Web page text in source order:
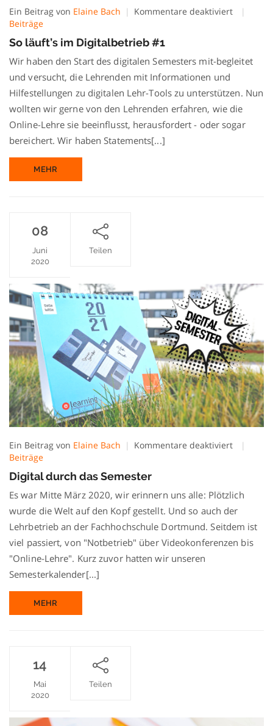
Ein Beitrag von Elaine Bach Kommentare deaktiviertfür
Beiträge
So läuft’s im Digitalbetrieb #1
Wir haben den Start des digitalen Semesters mit-begleitet
und versucht, die Lehrenden mit Informationen und
Hilfestellungen zu digitalen Lehr-Tools zu unterstützen. Nun
wollten wir gerne von den Lehrenden erfahren, wie die
Online-Lehre sie beeinflusst, herausfordert - oder sogar
bereichert. Wir haben Statements[...]
MEHR
08
Juni
2020
Teilen
Ein Beitrag von Elaine Bach Kommentare deaktiviertfür
Semester
Beiträge
Digital durch das Semester
Es war Mitte März 2020, wir erinnern uns alle: Plötzlich
wurde die Welt auf den Kopf gestellt. Und so auch der
Lehrbetrieb an der Fachhochschule Dortmund. Seitdem ist
viel passiert, von "Notbetrieb" über Videokonferenzen bis
"Online-Lehre". Kurz zuvor hatten wir unseren
Semesterkalender[...]
MEHR
14
Mai
2020
Teilen